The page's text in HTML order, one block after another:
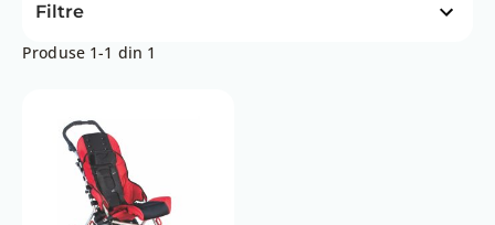
Filtre
8126 lei
8126 lei
Latime pliat (cm)
40,6
Produse 1-1 din 1